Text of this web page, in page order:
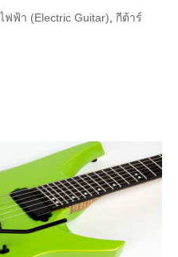
ฟฟ้า (Electric Guitar) กีต้าร์